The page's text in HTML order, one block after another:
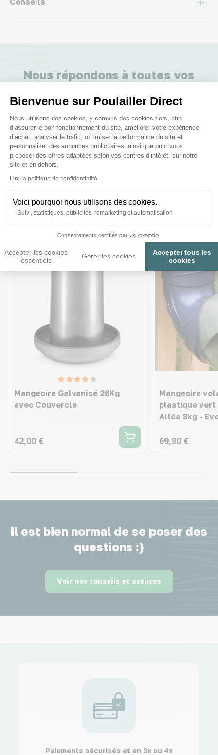
Bienvenue sur Poulailler Direct
Plateforme de Gestion du
Nous utilisons des cookies, y compris des cookies tiers, afin
d’assurer le bon fonctionnement du site, améliorer votre expérience
d’achat, analyser le trafic, optimiser la performance du site et
personnaliser des annonces publicitaires, ainsi que pour vous
proposer des offres adaptées selon vos centres d’intérêt, sur notre
site et en dehors.
Lire la politique de confidentialité
Voici pourquoi nous utilisons des cookies.
Suivi, statistiques, publicités, remarketing et automatisation
Consentements certifiés par
Accepter les cookies
essentiels
Gérer les cookies
Accepter tous les
cookies
Axeptio consent
Conseils
Nous répondons à toutes vos
Posez-nous vos questions
intéresser
Mangeoire Galvanisé 26Kg
avec Couvercle
42,00 €
Mangeoire
plastique vert
Altéa 3kg -
69,90 €
Il est bien normal de se poser des
questions :)
Voir nos conseils et astuces
Paiements sécurisés et en 3x ou 4x